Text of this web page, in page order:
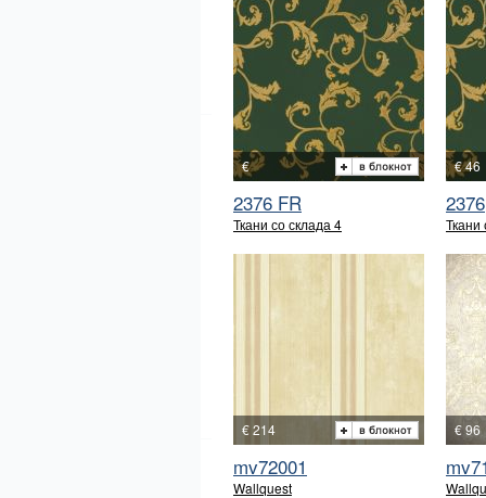
€
2376 FR
Ткани со склада 4
€ 46
2376
Ткани
€ 214
mv72001
Wallquest
€ 96